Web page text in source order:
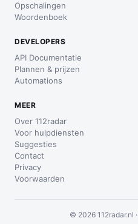
Opschalingen
Woordenboek
DEVELOPERS
API Documentatie
Plannen & prijzen
Automations
MEER
Over 112radar
Voor hulpdiensten
Suggesties
Contact
Privacy
Voorwaarden
© 2026 112radar.nl ·